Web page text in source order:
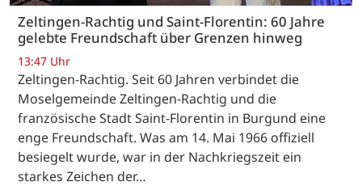
Zeltingen-Rachtig und Saint-Florentin: 60 Jahre
gelebte Freundschaft über Grenzen hinweg
13:47 Uhr
Zeltingen-Rachtig. Seit 60 Jahren verbindet die
Moselgemeinde Zeltingen-Rachtig und die
französische Stadt Saint-Florentin in Burgund eine
enge Freundschaft. Was am 14. Mai 1966 offiziell
besiegelt wurde, war in der Nachkriegszeit ein
starkes Zeichen der…